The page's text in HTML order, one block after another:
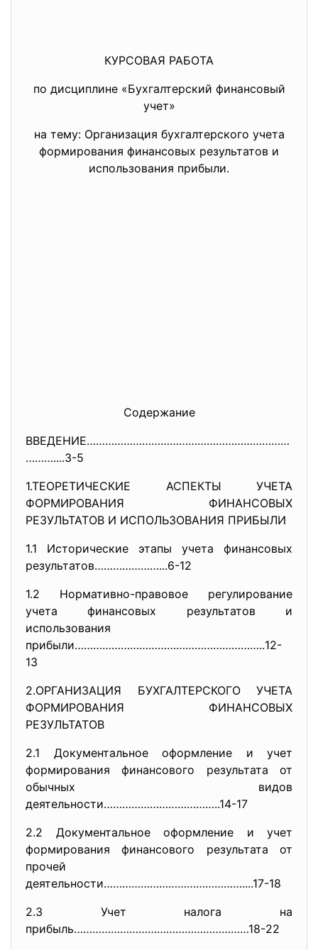
КУРСОВАЯ РАБОТА
по дисциплине «Бухгалтерский финансовый
учет»
на тему: Организация бухгалтерского учета
формирования финансовых результатов и
использования прибыли.
Содержание
ВВЕДЕНИЕ…………………………………………………………
………....3-5
1.ТЕОРЕТИЧЕСКИЕ АСПЕКТЫ УЧЕТА
ФОРМИРОВАНИЯ ФИНАНСОВЫХ
РЕЗУЛЬТАТОВ И ИСПОЛЬЗОВАНИЯ ПРИБЫЛИ
1.1 Исторические этапы учета финансовых
результатов…………………...6-12
1.2 Нормативно-правовое регулирование
учета финансовых результатов и
использования
прибыли……………………………………………………..12-
13
2.ОРГАНИЗАЦИЯ БУХГАЛТЕРСКОГО УЧЕТА
ФОРМИРОВАНИЯ ФИНАНСОВЫХ
РЕЗУЛЬТАТОВ
2.1 Документальное оформление и учет
формирования финансового результата от
обычных видов
деятельности………………………………..14-17
2.2 Документальное оформление и учет
формирования финансового результата от
прочей
деятельности………………………………………....17-18
2.3 Учет налога на
прибыль…………………………………………………18-22